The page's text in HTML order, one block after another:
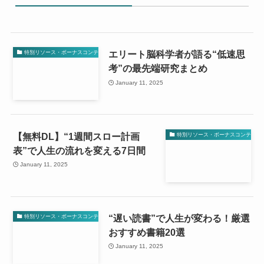
特別リソース・ボーナスコンテンツ エリート脳科学者が語る“低速思
考”の最先端研究まとめ
January 11, 2025
特別リソース・ボーナスコンテンツ
【無料DL】“1週間スロー計画
表”で人生の流れを変える7日間
January 11, 2025
特別リソース・ボーナスコンテンツ“遅い読書”で人生が変わる！厳選
おすすめ書籍20選
January 11, 2025